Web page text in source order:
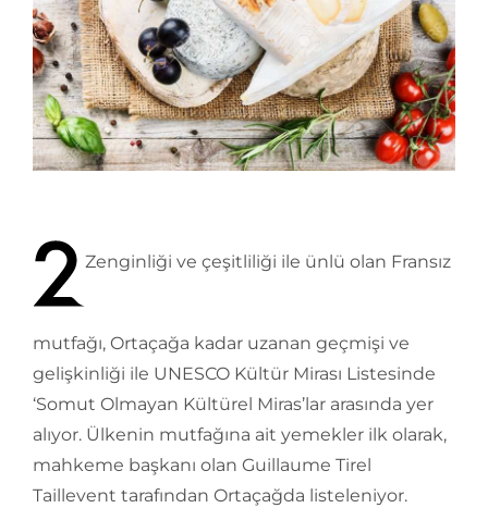
Zenginliği ve çeşitliliği ile ünlü olan Fransız
mutfağı, Ortaçağa kadar uzanan geçmişi ve
gelişkinliği ile UNESCO Kültür Mirası Listesinde
‘Somut Olmayan Kültürel Miras’lar arasında yer
alıyor. Ülkenin mutfağına ait yemekler ilk olarak,
mahkeme başkanı olan Guillaume Tirel
Taillevent tarafından Ortaçağda listeleniyor.